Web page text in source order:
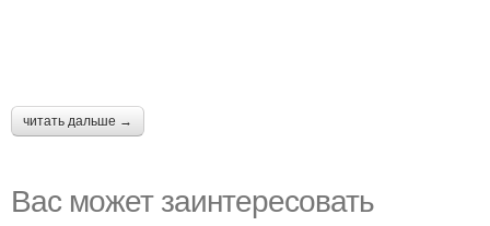
читать дальше →
Вас может заинтересовать